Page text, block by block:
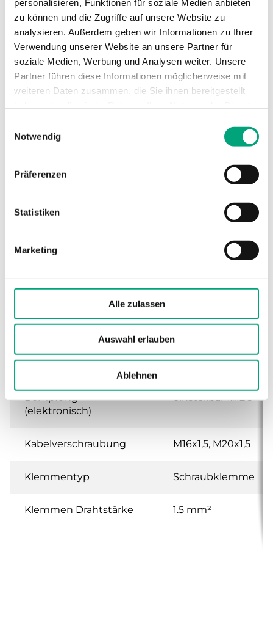
personalisieren, Funktionen für soziale Medien anbieten
zu können und die Zugriffe auf unsere Website zu
analysieren. Außerdem geben wir Informationen zu Ihrer
Verwendung unserer Website an unsere Partner für
soziale Medien, Werbung und Analysen weiter. Unsere
Partner führen diese Informationen möglicherweise mit
weiteren Daten zusammen, die Sie ihnen bereitgestellt
Notwendig
Präferenzen
Statistiken
Marketing
Alle zulassen
Auswahl erlauben
Ablehnen
Differenzdrucktransmitter mit
Kommunikation
Versorgungsspannung
24VAC/DC (21...27
V AC 50Hz /
21...27 V DC), 4.0
Schutzart
(nicht kondensierend)
Umgebungstemperatur
Montage
Abmessungen, außen
(B x H x T)
167x46x130 mm
Medien
Luft, nicht
brennbare und
nicht aggressive
Gase
Dämpfung
(elektronisch)
einstellbar 1...12 s
Kabelverschraubung M16x1,5, M20x1,5
Klemmentyp Schraubklemme
Klemmen Drahtstärke 1.5 mm²